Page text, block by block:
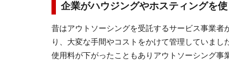
企業がハウジングやホスティングを
昔はアウトソーシングを受託するサービス事業
り、大変な手間やコストをかけて管理していま
使用料が下がったこともありアウトソーシング事